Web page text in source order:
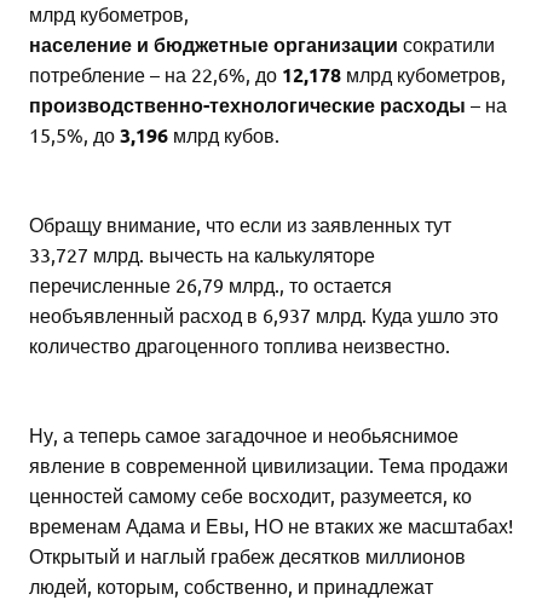
млрд кубометров,
население и бюджетные организации сократили
потребление – на 22,6%, до 12,178 млрд кубометров,
производственно-технологические расходы – на
15,5%, до 3,196 млрд кубов.
Обращу внимание, что если из заявленных тут
33,727 млрд. вычесть на калькуляторе
перечисленные 26,79 млрд., то остается
необъявленный расход в 6,937 млрд. Куда ушло это
количество драгоценного топлива неизвестно.
Ну, а теперь самое загадочное и необьяснимое
явление в современной цивилизации. Тема продажи
ценностей самому себе восходит, разумеется, ко
временам Адама и Евы, НО не втаких же масштабах!
Открытый и наглый грабеж десятков миллионов
людей, которым, собственно, и принадлежат